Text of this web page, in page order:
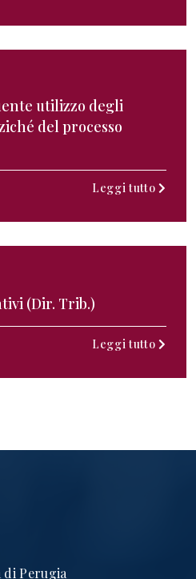
utilizzo degli
del processo
Leggi tutto
(Dir. Trib.)
Leggi tutto
Perugia